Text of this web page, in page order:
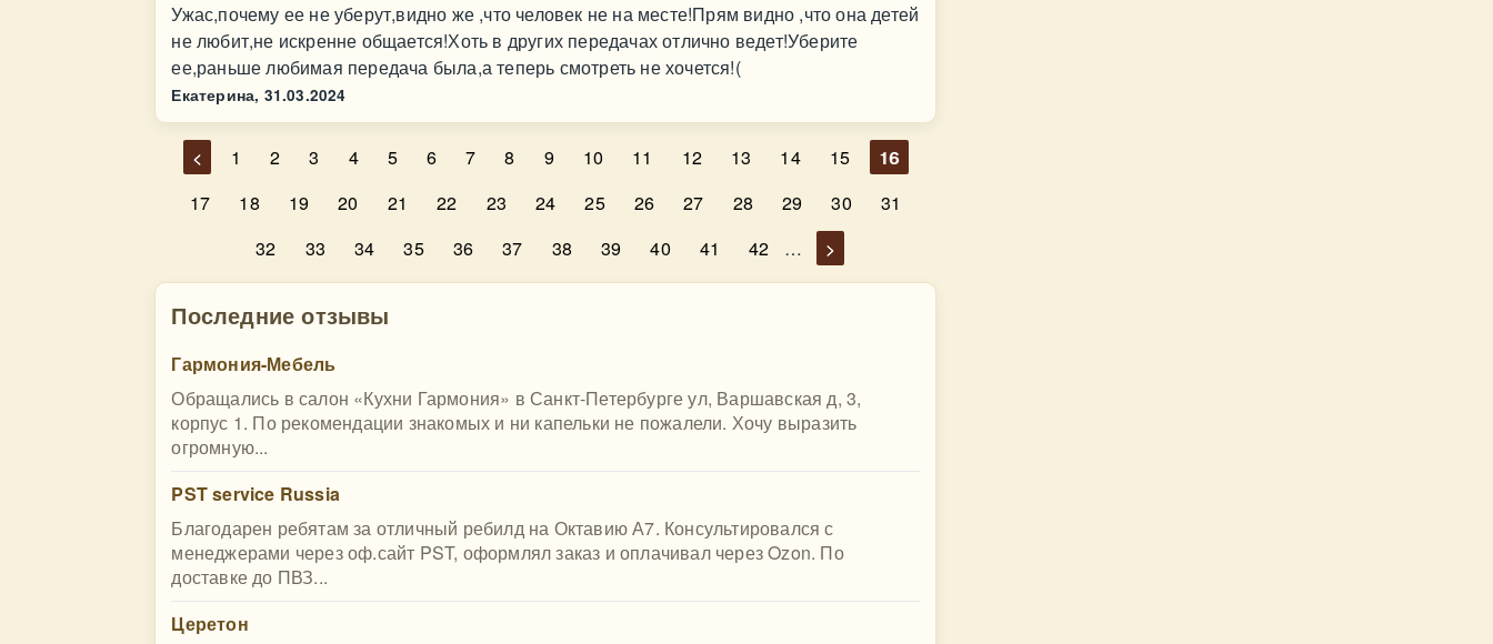
Ужас,почему ее не уберут,видно же ,что человек не на месте!Прям видно ,что она детей
не любит,не искренне общается!Хоть в других передачах отлично ведет!Уберите
ее,раньше любимая передача была,а теперь смотреть не хочется!(
Екатерина, 31.03.2024
< 1 2 3 4 5 6 7 8 9 10 11 12 13 14 15
16
17
18 19 20 21 22 23 24 25 26 27 28 29 30
31
32
33 34 35 36 37 38 39 40 41 42 … >
Последние отзывы
Гармония-Мебель
Обращались в салон «Кухни Гармония» в Санкт-Петербурге ул, Варшавская д, 3,
корпус 1. По рекомендации знакомых и ни капельки не пожалели. Хочу выразить
огромную...
PST service Russia
Благодарен ребятам за отличный ребилд на Октавию А7. Консультировался с
менеджерами через оф.сайт PST, оформлял заказ и оплачивал через Ozon. По
доставке до ПВЗ...
Церетон